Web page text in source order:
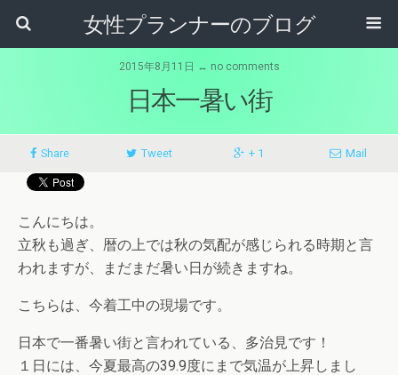
女性プランナーのブログ
2015年8月11日 ↔ no comments
日本一暑い街
Share Tweet + 1 Mail
こんにちは。
立秋も過ぎ、暦の上では秋の気配が感じられる時期と言
われますが、まだまだ暑い日が続きますね。
こちらは、今着工中の現場です。
日本で一番暑い街と言われている、多治見です！
１日には、今夏最高の39.9度にまで気温が上昇しまし